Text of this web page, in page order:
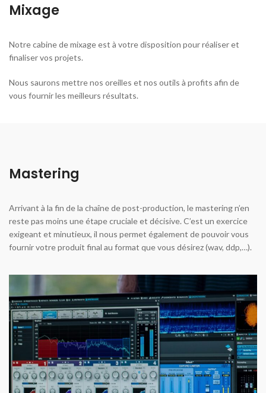
Mixage
Notre cabine de mixage est à votre disposition pour réaliser et
finaliser vos projets.
Nous saurons mettre nos oreilles et nos outils à profits afin de
vous fournir les meilleurs résultats.
Mastering
Arrivant à la fin de la chaîne de post-production, le mastering n’en
reste pas moins une étape cruciale et décisive. C’est un exercice
exigeant et minutieux, il nous permet également de pouvoir vous
fournir votre produit final au format que vous désirez (wav, ddp,…).